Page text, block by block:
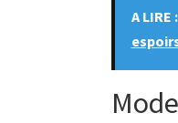
A LIRE :